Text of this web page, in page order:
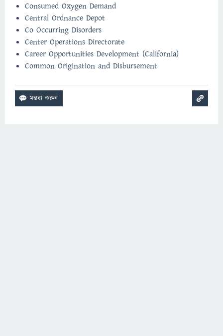
Consumed Oxygen Demand
Central Ordnance Depot
Co Occurring Disorders
Center Operations Directorate
Career Opportunities Development (California)
Common Origination and Disbursement